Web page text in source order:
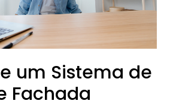
um Sistema de
Fachada